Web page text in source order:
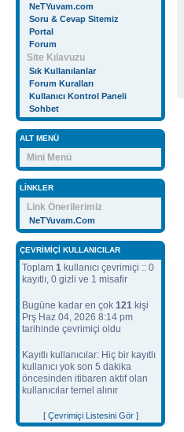
NeTYuvam.com
Soru & Cevap Sitemiz
Portal
Forum
Site Kılavuzu
Sık Kullanılanlar
Forum Kuralları
Kullanıcı Kontrol Paneli
Sohbet
ALT MENÜ
Mini Menü
LINKLER
Link Önerilerimiz
NeTYuvam.Com
ÇEVRIMIÇI KULLANICILAR
Toplam 1 kullanıcı çevrimiçi :: 0
kayıtlı, 0 gizli ve 1 misafir
Bugüne kadar en çok 121 kişi
Prş Haz 04, 2026 8:14 pm
tarihinde çevrimiçi oldu
Kayıtlı kullanıcılar: Hiç bir kayıtlı
kullanıcı yok son 5 dakika
öncesinden itibaren aktif olan
kullanıcılar temel alınır
[ Çevrimiçi Listesini Gör ]